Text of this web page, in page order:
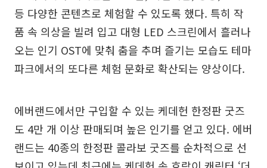
등 다양한 콘텐츠로 체험할 수 있도록 했다. 특히 작
품 속 의상을 빌려 입고 대형 LED 스크린에서 흘러나
오는 인기 OST에 맞춰 춤을 추며 즐기는 모습도 테마
파크에서의 또다른 체험 문화로 확산되는 양상이다.
에버랜드에서만 구입할 수 있는 케데헌 한정판 굿즈
도 4만 개 이상 판매되며 높은 인기를 얻고 있다. 에버
랜드는 40종의 한정판 콜라보 굿즈를 순차적으로 선